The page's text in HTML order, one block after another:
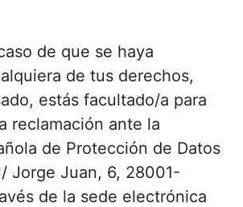
de que se haya
de tus derechos,
estás facultado/a para
reclamación ante la
de Protección de Datos
Jorge Juan, 6, 28001-
de la sede electrónica